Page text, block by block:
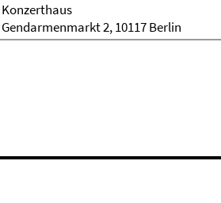
Konzerthaus
Gendarmenmarkt 2, 10117 Berlin